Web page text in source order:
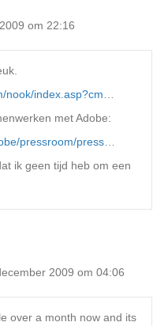
om 22:16
nook/index.asp?cm
met Adobe:
pressroom/press
ik geen tijd heb om een
2009 om 04:06
over a month now and its